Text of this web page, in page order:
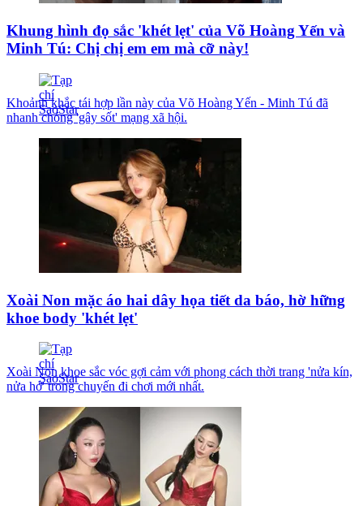
Khung hình đọ sắc 'khét lẹt' của Võ Hoàng Yến và
Minh Tú: Chị chị em em mà cỡ này!
Khoảnh khắc tái hợp lần này của Võ Hoàng Yến - Minh Tú đã
nhanh chóng 'gây sốt' mạng xã hội.
Xoài Non mặc áo hai dây họa tiết da báo, hờ hững
khoe body 'khét lẹt'
Xoài Non khoe sắc vóc gợi cảm với phong cách thời trang 'nửa kín,
nửa hở' trong chuyến đi chơi mới nhất.